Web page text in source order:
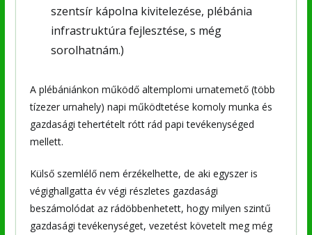
szentsír kápolna kivitelezése, plébánia
infrastruktúra fejlesztése, s még
sorolhatnám.)
A plébániánkon működő altemplomi urnatemető (több
tízezer urnahely) napi működtetése komoly munka és
gazdasági tehertételt rótt rád papi tevékenységed
mellett.
Külső szemlélő nem érzékelhette, de aki egyszer is
végighallgatta év végi részletes gazdasági
beszámolódat az rádöbbenhetett, hogy milyen szintű
gazdasági tevékenységet, vezetést követelt meg még